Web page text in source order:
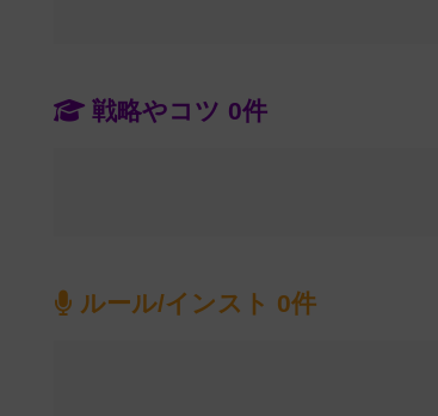
戦略やコツ 0件
ルール/インスト 0件